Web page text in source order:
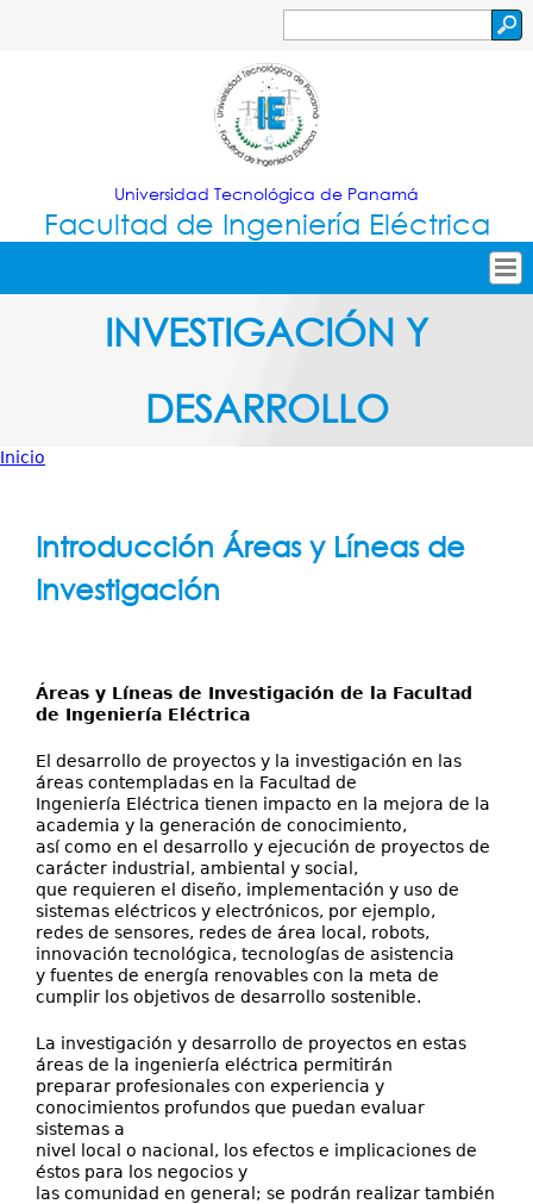
Jump to navigation
de
búsqueda
Universidad Tecnológica de Panamá
Facultad de Ingeniería Eléctrica
Inicio
Oferta Académica
Secretarías
Servicios
Publicaciones
INVESTIGACIÓN Y
DESARROLLO
está
aquí
Inicio
Introducción Áreas y Líneas de
Investigación
Áreas y Líneas de Investigación de la Facultad
de Ingeniería Eléctrica
El desarrollo de proyectos y la investigación en las
áreas contempladas en la Facultad de
Ingeniería Eléctrica tienen impacto en la mejora de la
academia y la generación de conocimiento,
así como en el desarrollo y ejecución de proyectos de
carácter industrial, ambiental y social,
que requieren el diseño, implementación y uso de
sistemas eléctricos y electrónicos, por ejemplo,
redes de sensores, redes de área local, robots,
innovación tecnológica, tecnologías de asistencia
y fuentes de energía renovables con la meta de
cumplir los objetivos de desarrollo sostenible.
La investigación y desarrollo de proyectos en estas
áreas de la ingeniería eléctrica permitirán
preparar profesionales con experiencia y
conocimientos profundos que puedan evaluar
sistemas a
nivel local o nacional, los efectos e implicaciones de
éstos para los negocios y
las comunidad en general; se podrán realizar también